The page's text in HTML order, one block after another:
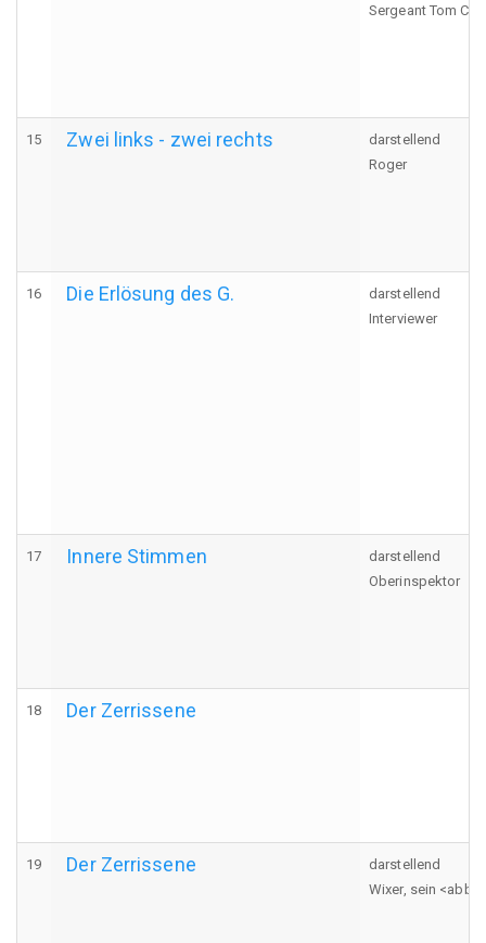
Sergeant Tom
15 Zwei links - zwei rechts
darstellend
Roger
16 Die Erlösung des G.
darstellend
Interviewer
17 Innere Stimmen
darstellend
Oberinspektor
18 Der Zerrissene
19 Der Zerrissene
darstellend
Wixer, sein <abbr